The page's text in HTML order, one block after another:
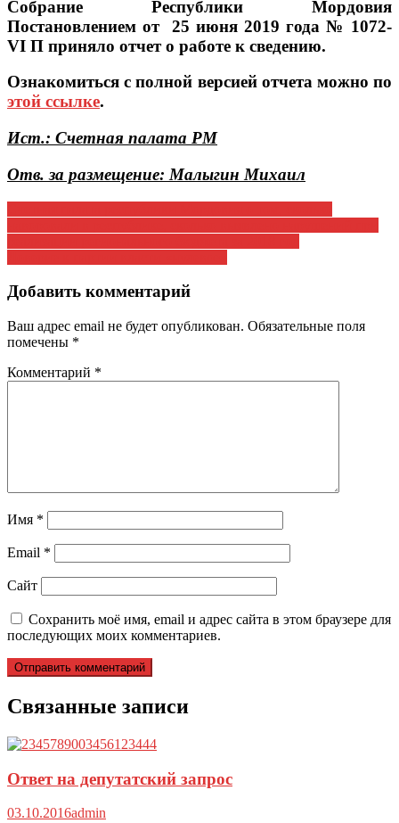
Собрание Республики Мордовия
Постановлением от 25 июня 2019 года № 1072-
VI П приняло отчет о работе к сведению.
Ознакомиться с полной версией отчета можно по
этой ссылке.
Ист.: Счетная палата РМ
Отв. за размещение: Малыгин Михаил
Навигация
по
записям
Добавить комментарий
Ваш адрес email не будет опубликован. Обязательные поля
помечены *
Комментарий *
Имя *
Email *
Сайт
Сохранить моё имя, email и адрес сайта в этом браузере для
последующих моих комментариев.
Связанные записи
Ответ на депутатский запрос
03.10.2016admin